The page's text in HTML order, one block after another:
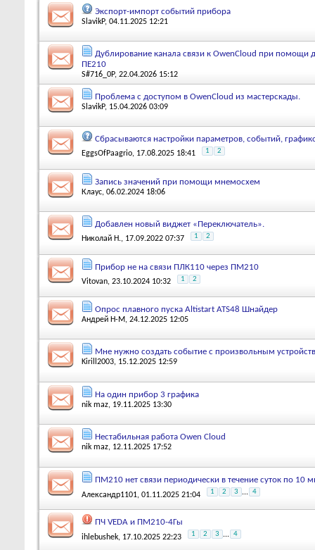
Экспорт-импорт событий прибора
SlavikP, 04.11.2025 12:21
Дублирование канала связи к OwenCloud при
ПЕ210
S#716_0P, 22.04.2026 15:12
Проблема с доступом в OwenCloud из мастерскады.
SlavikP, 15.04.2026 03:09
Сбрасываются настройки параметров, событий,
EggsOfPaagrio, 17.08.2025 18:41 1 2
Запись значений при помощи мнемосхем
Клаус, 06.02.2024 18:06
Добавлен новый виджет «Переключатель».
Николай Н., 17.09.2022 07:37 1 2
Прибор не на связи ПЛК110 через ПМ210
Vitovan, 23.10.2024 10:32 1 2
Опрос плавного пуска Altistart ATS48 Шнайдер
Андрей Н-М, 24.12.2025 12:05
Мне нужно создать событие с произвольным
Kirill2003, 15.12.2025 12:59
На один прибор 3 графика
nik maz, 19.11.2025 13:30
Нестабильная работа Owen Cloud
nik maz, 12.11.2025 17:52
ПМ210 нет связи периодически в течение суток по 10
Александр1101, 01.11.2025 21:04 1 2 3 ... 4
ПЧ VEDA и ПМ210-4Гы
ihlebushek, 17.10.2025 22:23 1 2 3 ... 4